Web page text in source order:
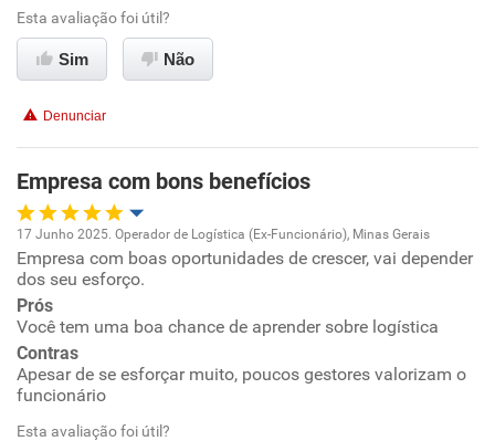
Ambiente de trabalho
Benefícios
Recomenda esta empresa
Recomenda a diretoria
Esta avaliação foi útil?
Sim Não
Denunciar
Empresa com bons benefícios
Oportunidade de promoção
Ambiente de trabalho
Conciliação com a vida familiar
Benefícios
17 Junho 2025. Operador de Logística (Ex-Funcionário), Minas Gerais
Empresa com boas oportunidades de crescer, vai depender
dos seu esforço.
Prós
Você tem uma boa chance de aprender sobre logística
Contras
Apesar de se esforçar muito, poucos gestores valorizam o
funcionário
Esta avaliação foi útil?